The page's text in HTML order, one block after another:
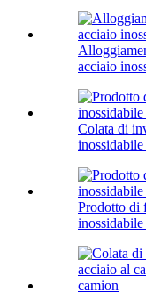
acciaio
Colata di
Prodotto di